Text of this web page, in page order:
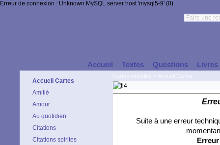
Erreur de connexion : Unknown MySQL server host 'mysql5-9' (0)
Accueil Textes Questions Livres
Accueil Cartes
Amitié
Amour
Au quotidien
Citations
Citations spirites
Suite à une erreur